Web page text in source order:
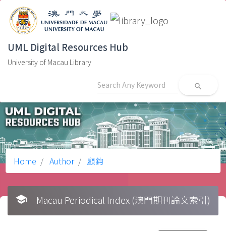
UML Digital Resources Hub
University of Macau Library
search
Home Author 顧鈞
school Macau Periodical Index (澳門期刊論文索引)